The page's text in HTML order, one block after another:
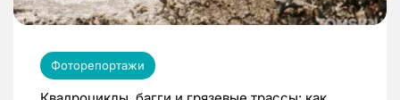
Фоторепортажи